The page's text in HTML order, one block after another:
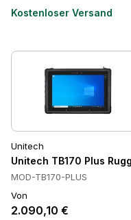
Kostenloser Versand
Unitech
Unitech TB170 Plus
MOD-TB170-PLUS
Von
2.090,10 €